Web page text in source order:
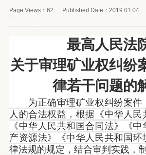
Page Views：62 Published Date：2019.01.04
最高人民法
关于审理矿业权纠纷
律若干问题的
为正确审理矿业权纠纷案件
人的合法权益，根据《中华人民
《中华人民共和国合同法》《
产资源法》《中华人民共和国环
律法规的规定，结合审判实践，